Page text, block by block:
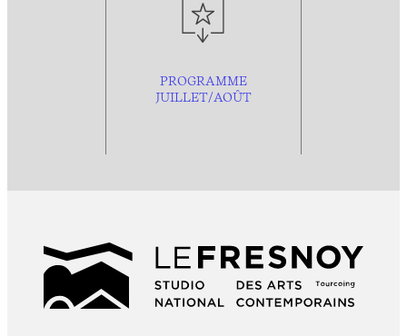
PROGRAMME
JUILLET/AOÛT